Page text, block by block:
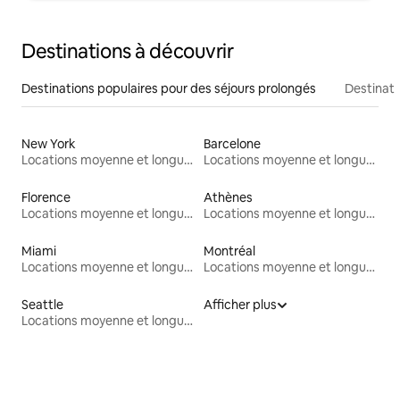
Destinations à découvrir
Destinations populaires pour des séjours prolongés
New York
Locations moyenne et longue durée
Barcelone
Locations moyenne et longue durée
Florence
Locations moyenne et longue durée
Athènes
Locations moyenne et longue durée
Miami
Locations moyenne et longue durée
Montréal
Locations moyenne et longue durée
Seattle
Locations moyenne et longue durée
Afficher plus